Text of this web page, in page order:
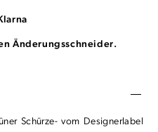
Änderungsschneider.
Schürze- vom Designerlabel